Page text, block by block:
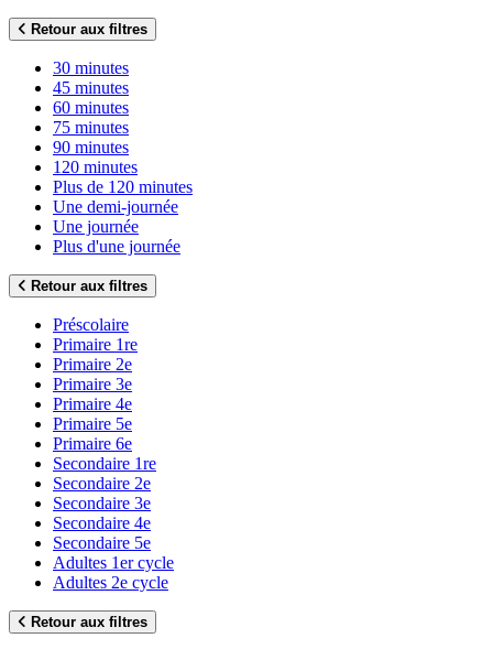
Retour aux filtres
30 minutes
45 minutes
60 minutes
75 minutes
90 minutes
120 minutes
Plus de 120 minutes
Une demi-journée
Une journée
Plus d'une journée
Retour aux filtres
Préscolaire
Primaire 1re
Primaire 2e
Primaire 3e
Primaire 4e
Primaire 5e
Primaire 6e
Secondaire 1re
Secondaire 2e
Secondaire 3e
Secondaire 4e
Secondaire 5e
Adultes 1er cycle
Adultes 2e cycle
Retour aux filtres